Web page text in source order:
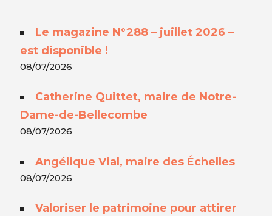
Le magazine N°288 – juillet 2026 –
est disponible !
08/07/2026
Catherine Quittet, maire de Notre-
Dame-de-Bellecombe
08/07/2026
Angélique Vial, maire des Échelles
08/07/2026
Valoriser le patrimoine pour attirer